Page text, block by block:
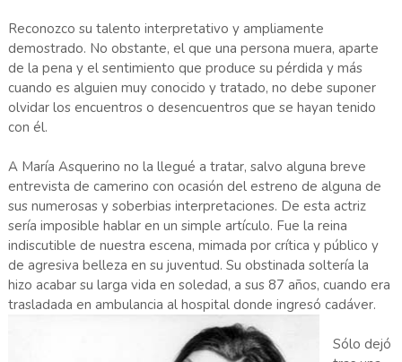
Reconozco su talento interpretativo y ampliamente
demostrado. No obstante, el que una persona muera, aparte
de la pena y el sentimiento que produce su pérdida y más
cuando es alguien muy conocido y tratado, no debe suponer
olvidar los encuentros o desencuentros que se hayan tenido
con él.
A María Asquerino no la llegué a tratar, salvo alguna breve
entrevista de camerino con ocasión del estreno de alguna de
sus numerosas y soberbias interpretaciones. De esta actriz
sería imposible hablar en un simple artículo. Fue la reina
indiscutible de nuestra escena, mimada por crítica y público y
de agresiva belleza en su juventud. Su obstinada soltería la
hizo acabar su larga vida en soledad, a sus 87 años, cuando era
trasladada en ambulancia al hospital donde ingresó cadáver.
Sólo dejó